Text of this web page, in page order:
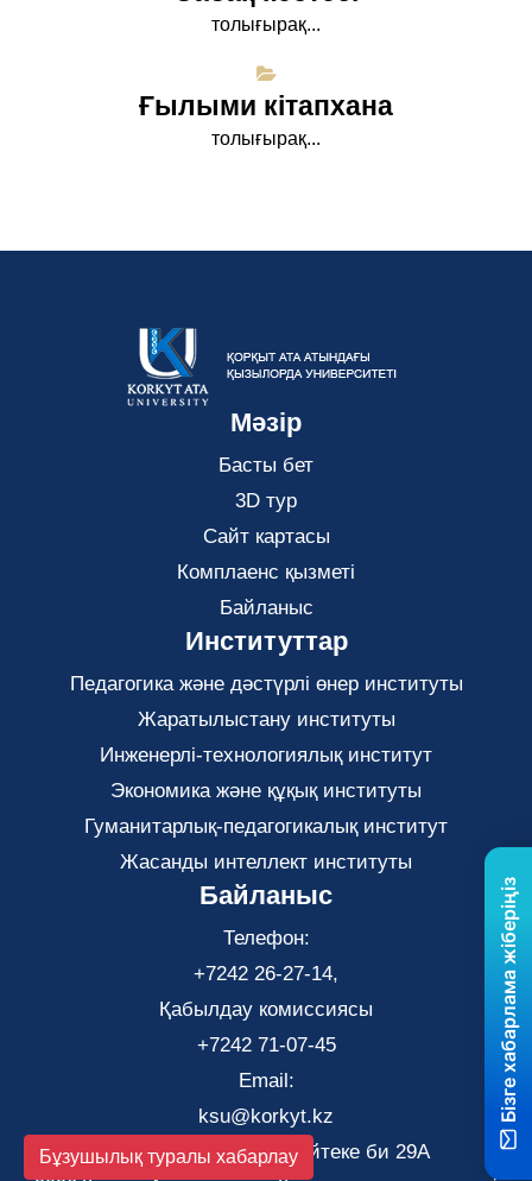
толығырақ...
Ғылыми кітапхана
толығырақ...
Мәзір
Басты бет
3D тур
Сайт картасы
Комплаенс қызметі
Байланыс
Институттар
Педагогика және дәстүрлі өнер институты
Жаратылыстану институты
Инженерлі-технологиялық институт
Экономика және құқық институты
Гуманитарлық-педагогикалық институт
Жасанды интеллект институты
Байланыс
Телефон:
+7242 26-27-14,
Қабылдау комиссиясы
+7242 71-07-45
Email:
ksu@korkyt.kz
Қызылорда қаласы, Әйтеке би 29А
Бұзушылық туралы хабарлау
Бізге хабарлама жіберіңіз